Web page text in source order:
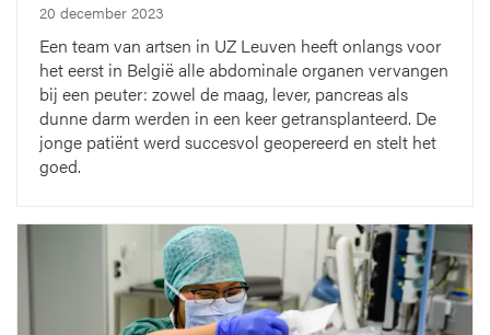
20 december 2023
Een team van artsen in UZ Leuven heeft onlangs voor
het eerst in België alle abdominale organen vervangen
bij een peuter: zowel de maag, lever, pancreas als
dunne darm werden in een keer getransplanteerd. De
jonge patiënt werd succesvol geopereerd en stelt het
goed.